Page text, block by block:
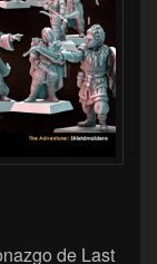
de Last